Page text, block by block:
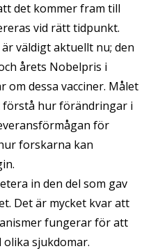
det kommer fram till
vid rätt tidpunkt.
väldigt aktuellt nu; den
årets Nobelpris i
om dessa vacciner. Målet
förstå hur förändringar i
för
forskarna kan
in den del som gav
Det är mycket kvar att
fungerar för att
sjukdomar.